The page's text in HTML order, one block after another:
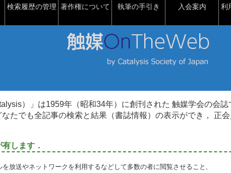
検索履歴の管理 著作権について 執筆の手引き 入会案内 利
）」は1959年（昭和34年）に創刊された 触媒学会の会誌
たでも全記事の検索と結果（書誌情報）の表示ができ， 正
します．
放送やネットワークを利用するなどして多数の者に閲覧させること,